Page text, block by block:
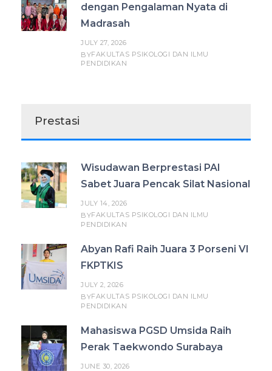
dengan Pengalaman Nyata di
Madrasah
JULY 27, 2026
BYFAKULTAS PSIKOLOGI DAN ILMU
PENDIDIKAN
Prestasi
Wisudawan Berprestasi PAI
Sabet Juara Pencak Silat Nasional
JULY 14, 2026
BYFAKULTAS PSIKOLOGI DAN ILMU
PENDIDIKAN
Abyan Rafi Raih Juara 3 Porseni VI
FKPTKIS
JULY 2, 2026
BYFAKULTAS PSIKOLOGI DAN ILMU
PENDIDIKAN
Mahasiswa PGSD Umsida Raih
Perak Taekwondo Surabaya
JUNE 30, 2026